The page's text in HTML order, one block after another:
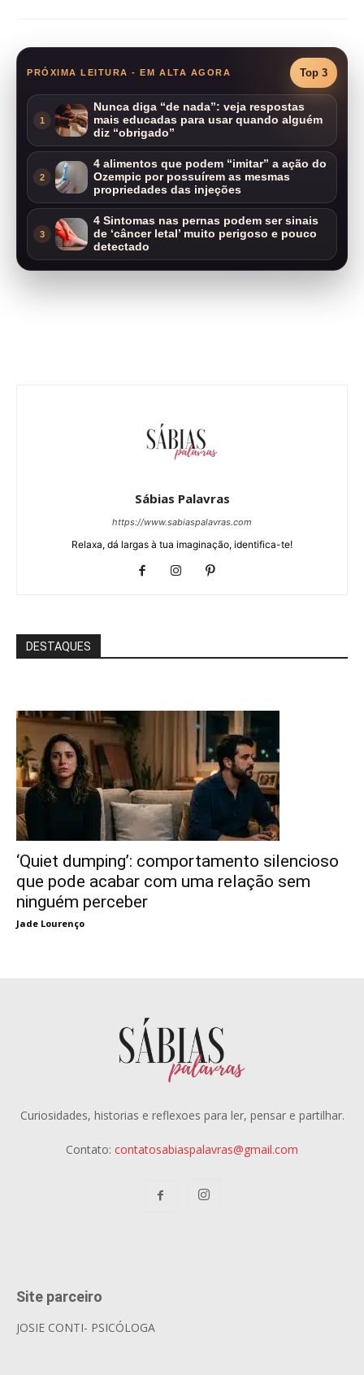
PRÓXIMA LEITURA - EM ALTA AGORA Top 3
1
Nunca diga “de nada”: veja respostas
mais educadas para usar quando alguém
diz “obrigado”
2
4 alimentos que podem “imitar” a ação do
Ozempic por possuírem as mesmas
propriedades das injeções
3
4 Sintomas nas pernas podem ser sinais
de ‘câncer letal’ muito perigoso e pouco
detectado
Sábias Palavras
https://www.sabiaspalavras.com
Relaxa, dá largas à tua imaginação, identifica-te!
DESTAQUES
‘Quiet dumping’: comportamento silencioso
que pode acabar com uma relação sem
ninguém perceber
Jade Lourenço
Curiosidades, historias e reflexoes para ler, pensar e partilhar.
Contato: contatosabiaspalavras@gmail.com
Site parceiro
JOSIE CONTI- PSICÓLOGA